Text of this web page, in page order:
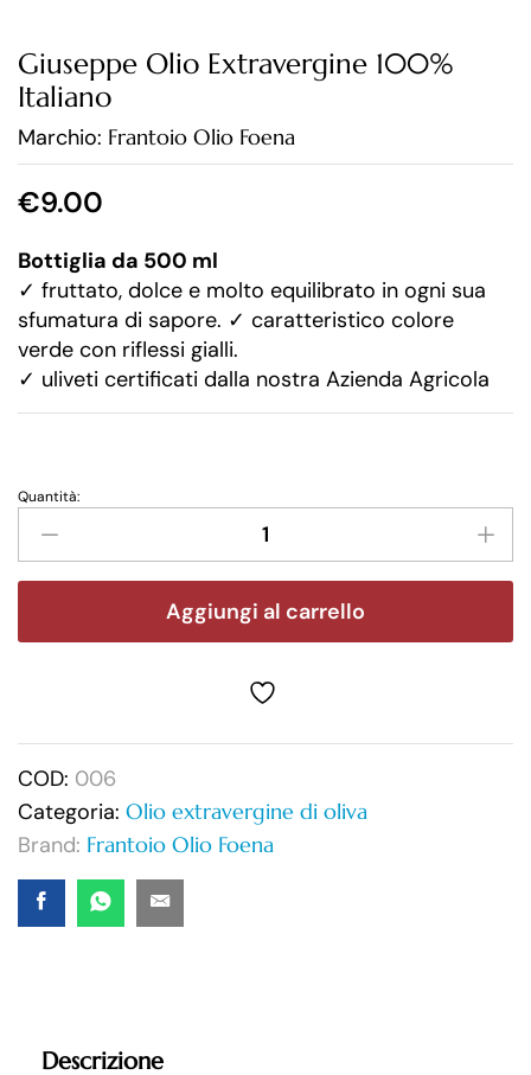
Giuseppe Olio Extravergine 100%
Italiano
Marchio: Frantoio Olio Foena
€9.00
Bottiglia da 500 ml
✓ fruttato, dolce e molto equilibrato in ogni sua
sfumatura di sapore. ✓ caratteristico colore
verde con riflessi gialli.
✓ uliveti certificati dalla nostra Azienda Agricola
Quantità:
Aggiungi al carrello
COD: 006
Categoria: Olio extravergine di oliva
Brand: Frantoio Olio Foena
Descrizione